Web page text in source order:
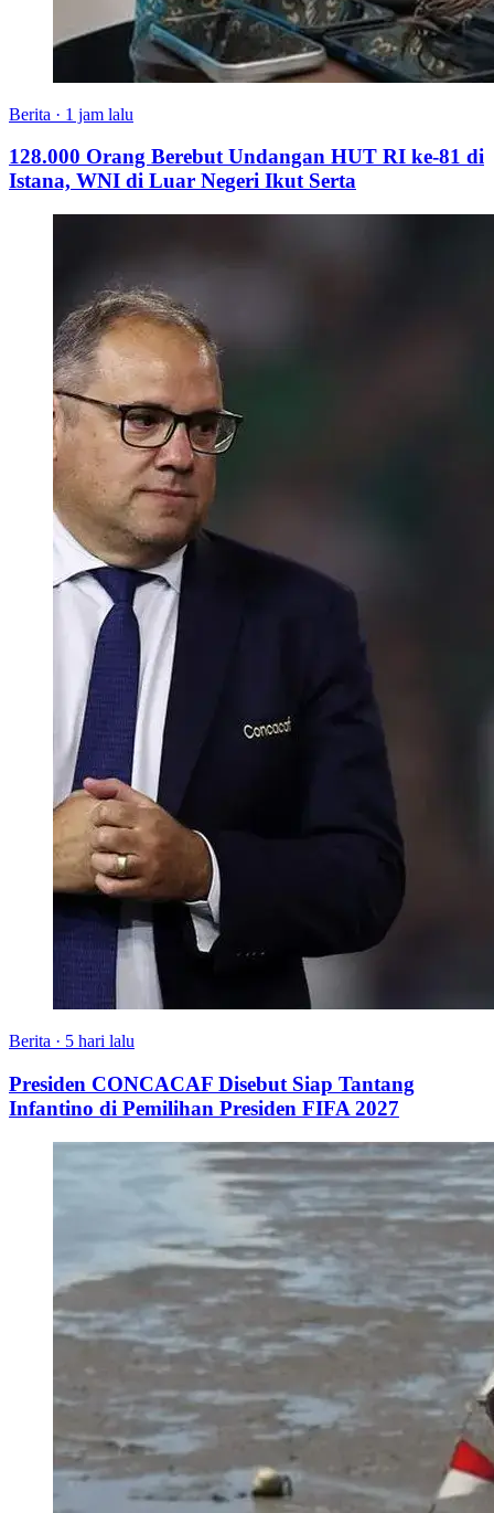
Berita · 1 jam lalu
128.000 Orang Berebut Undangan HUT RI ke-81 di
Istana, WNI di Luar Negeri Ikut Serta
Berita · 5 hari lalu
Presiden CONCACAF Disebut Siap Tantang
Infantino di Pemilihan Presiden FIFA 2027